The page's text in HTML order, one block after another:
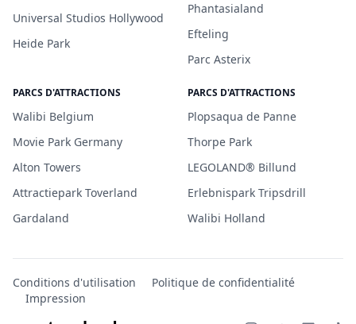
Universal Studios Hollywood
Heide Park
Phantasialand
Efteling
Parc Asterix
PARCS D'ATTRACTIONS
Walibi Belgium
Movie Park Germany
Alton Towers
Attractiepark Toverland
Gardaland
PARCS D'ATTRACTIONS
Plopsaqua de Panne
Thorpe Park
LEGOLAND® Billund
Erlebnispark Tripsdrill
Walibi Holland
Conditions d'utilisation
Politique de confidentialité
Impression